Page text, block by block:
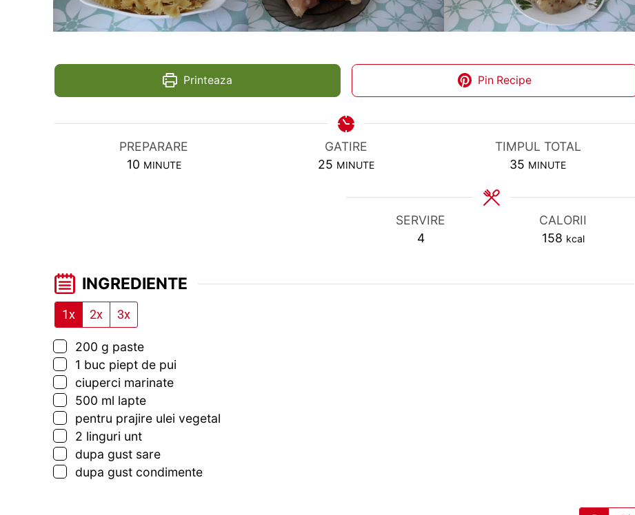
Printeaza Pin Recipe
PREPARARE
10MINUTES
MINUTE
GATIRE
25MINUTES
MINUTE
TIMPUL TOTAL
35 MINUTES
MINUTE
SERVIRE
4
CALORII
158 kcal
INGREDIENTE
1x 2x 3x
▢
200 g paste
▢
1 buc piept de pui
▢
ciuperci marinate
▢
500 ml lapte
▢
pentru prajire ulei vegetal
▢
2 linguri unt
▢
dupa gust sare
▢
dupa gust condimente